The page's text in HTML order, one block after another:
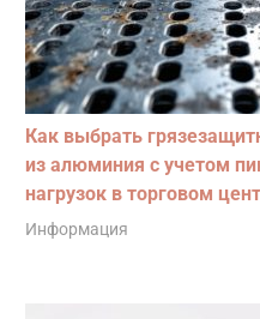
Как выбрать
из алюминия с учетом
нагрузок в торговом
Информация